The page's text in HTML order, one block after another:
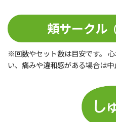
頬サークル
※回数やセット数は目安です。
い、痛みや違和感がある場合は中